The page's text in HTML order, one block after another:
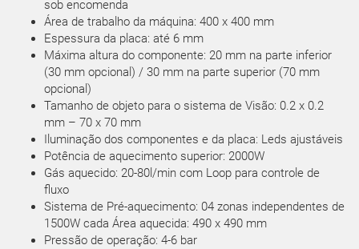
sob encomenda
Área de trabalho da máquina: 400 x 400 mm
Espessura da placa: até 6 mm
Máxima altura do componente: 20 mm na parte inferior
(30 mm opcional) / 30 mm na parte superior (70 mm
opcional)
Tamanho de objeto para o sistema de Visão: 0.2 x 0.2
mm – 70 x 70 mm
Iluminação dos componentes e da placa: Leds ajustáveis
Potência de aquecimento superior: 2000W
Gás aquecido: 20-80l/min com Loop para controle de
fluxo
Sistema de Pré-aquecimento: 04 zonas independentes de
1500W cada Área aquecida: 490 x 490 mm
Pressão de operação: 4-6 bar